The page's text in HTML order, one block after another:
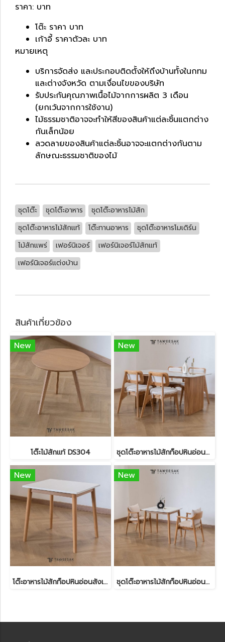
ราคา: บาท
โต๊ะ ราคา บาท
เก้าอี้ ราคาตัวละ บาท
หมายเหตุ
บริการจัดส่ง และประกอบติดตั้งให้ถึงบ้านทั้งในกทม
และต่างจังหวัด ตามเงื่อนไขของบริษัท
รับประกันคุณภาพเนื้อไม้จากการผลิต 3 เดือน
(ยกเว้นจากการใช้งาน)
ไม้ธรรมชาติอาจจะทำให้สีของสินค้าแต่ละชิ้นแตกต่าง
กันเล็กน้อย
ลวดลายของสินค้าแต่ละชิ้นอาจจะแตกต่างกันตาม
ลักษณะธรรมชาติของไม้
ชุดโต๊ะ ชุดโต๊ะอาหาร
ชุดโต๊ะอาหารไม้สัก
ชุดโต๊ะอาหารไม้สักแท้
โต๊ะทานอาหาร
ชุดโต๊ะอาหารโมเดิร์น
ไม้สักแพร่
เฟอร์นิเจอร์
เฟอร์นิเจอร์ไม้สักแท้
เฟอร์นิเจอร์แต่งบ้าน
สินค้าเกี่ยวข้อง
New
โต๊ะไม้สักแท้ DS304
New
ชุดโต๊ะอาหารไม้สักท็อปหินอ่อนสังเคราะห์ DS303
New
โต๊ะอาหารไม้สักท็อปหินอ่อนสังเคราะห์ DS301
New
ชุดโต๊ะอาหารไม้สักท็อปหินอ่อนสังเคราะห์ DS300